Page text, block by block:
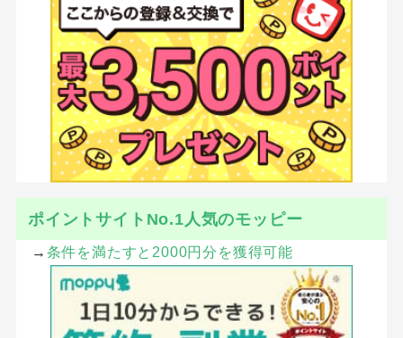
ポイントサイトNo.1人気のモッピー
→ 条件を満たすと2000円分を獲得可能